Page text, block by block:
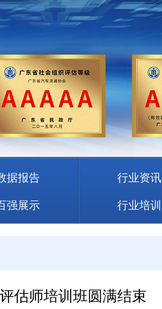
据报告
强展示
行业资讯
行业培训
估师培训班圆满结束